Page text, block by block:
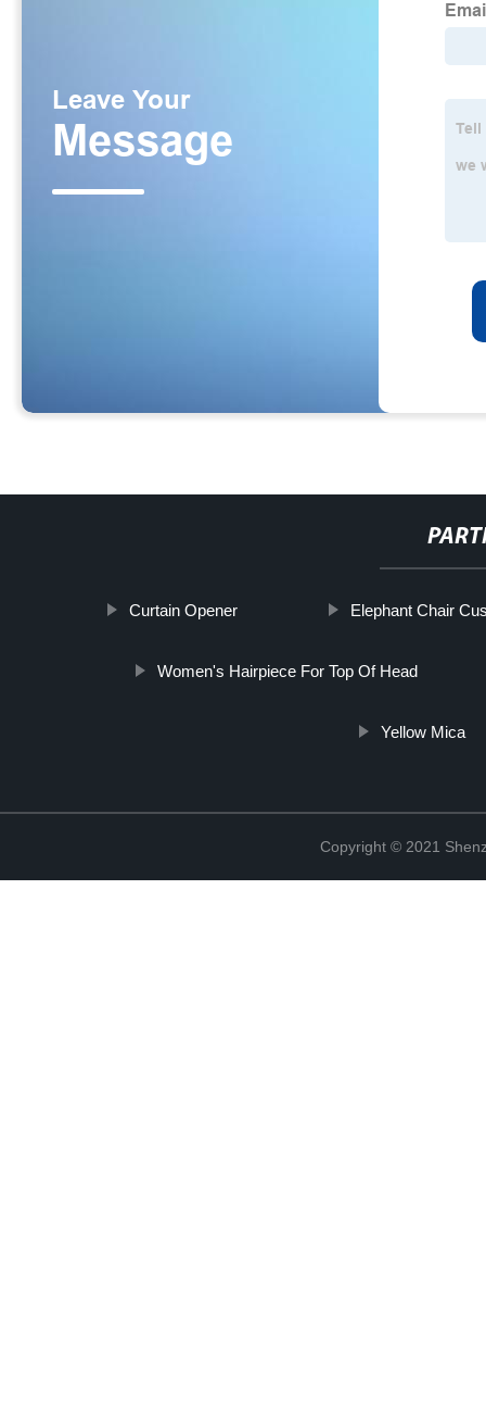
Curtain Opener Elephant Chair
Women's Hairpiece For Top Of Head
Yellow Mica
Copyright © 2021